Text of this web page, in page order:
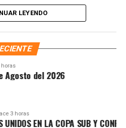
al instante
Roo directamente
habilidades que les
de vida y ampliar sus
que estos programas
de pertenencia y la
más preparada y
LEYENDO
horas
del 2026
3 horas
EN LA COPA SUB Y